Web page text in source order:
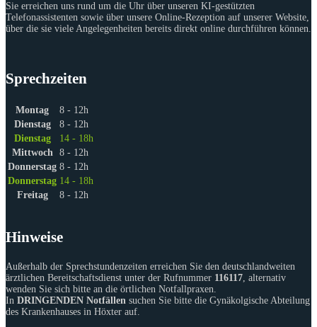
Sie erreichen uns rund um die Uhr über unseren KI-gestützten
Telefonassistenten sowie über unsere Online-Rezeption auf unserer Website,
über die sie viele Angelegenheiten bereits direkt online durchführen können.
Sprechzeiten
Montag
8 - 12h
Dienstag
8 - 12h
Dienstag
14 - 18h
Mittwoch
8 - 12h
Donnerstag 8 - 12h
Donnerstag 14 - 18h
Freitag
8 - 12h
Hinweise
Außerhalb der Sprechstundenzeiten erreichen Sie den deutschlandweiten
ärztlichen Bereitschaftsdienst unter der Rufnummer 116117, alternativ
wenden Sie sich bitte an die örtlichen Notfallpraxen.
In DRINGENDEN Notfällen suchen Sie bitte die Gynäkolgische Abteilung
des Krankenhauses in Höxter auf.